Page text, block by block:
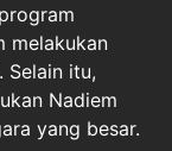
melakukan
Selain itu,
Nadiem
yang besar.